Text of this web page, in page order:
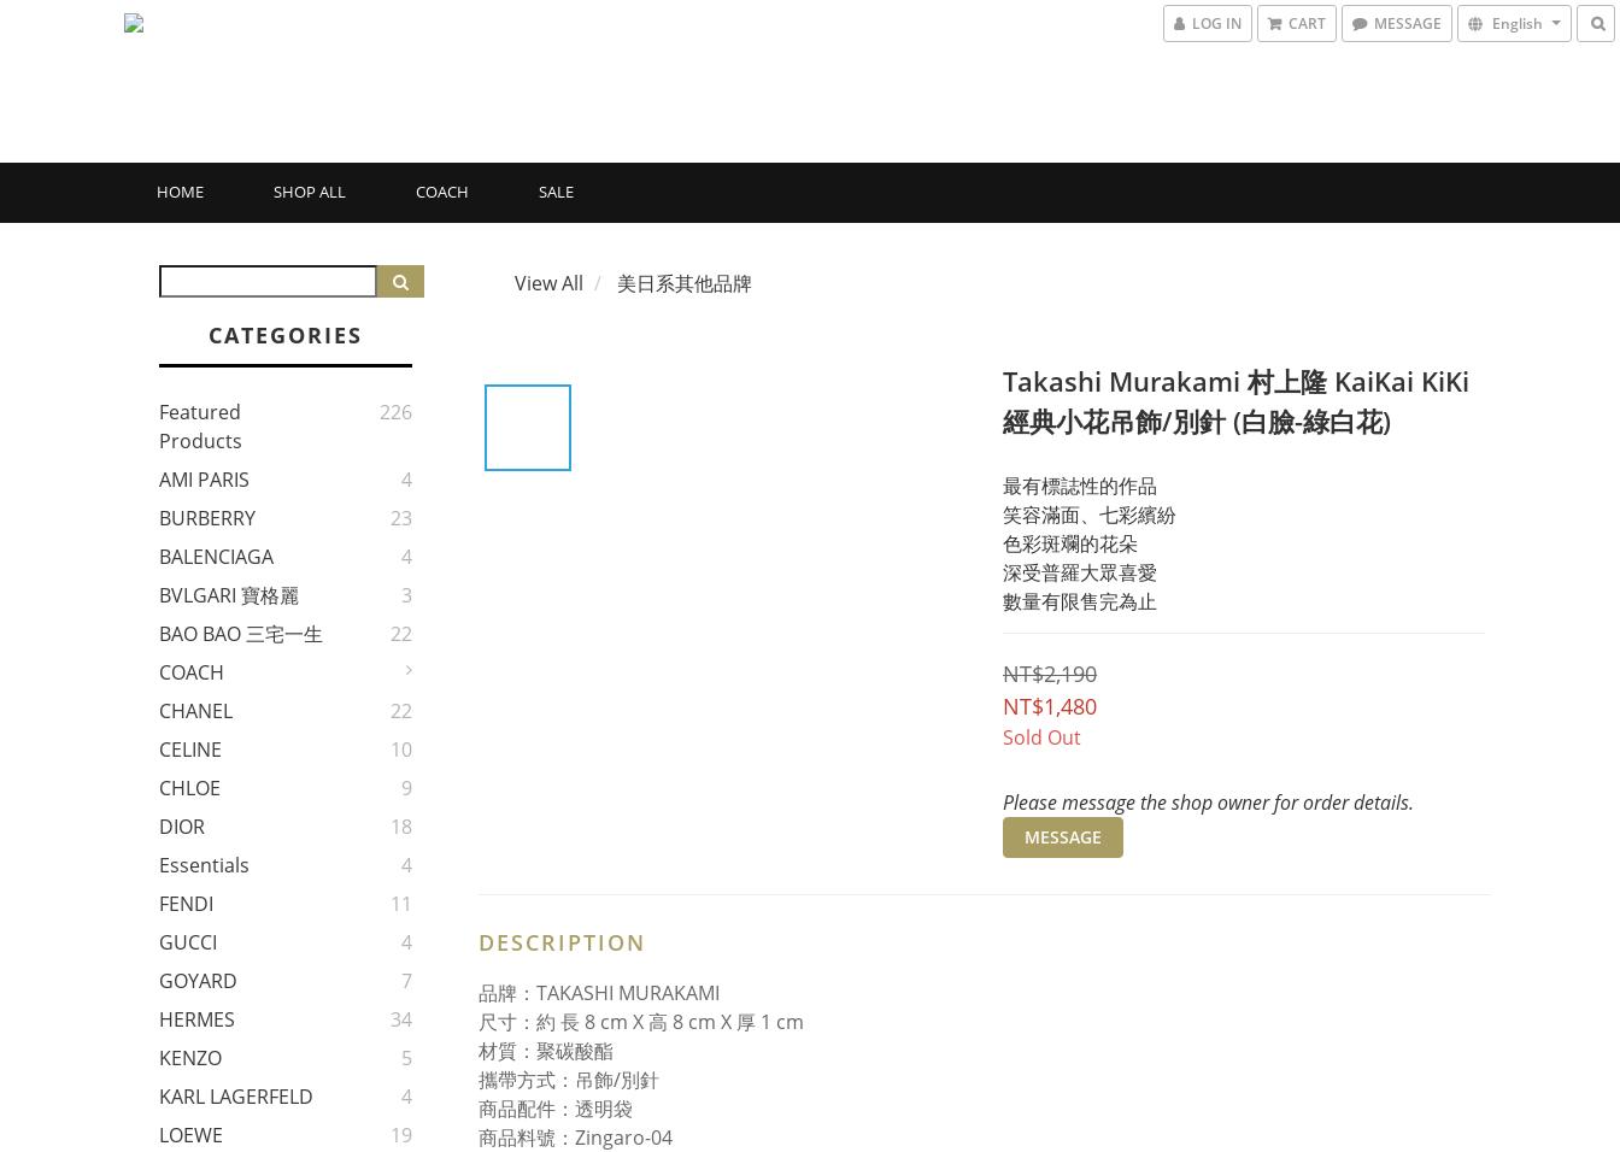
LOG IN CART MESSAGE English
HOME SHOP ALL COACH SALE
CATEGORIES
Featured
Products
226
AMI PARIS
4
BURBERRY
23
BALENCIAGA
4
BVLGARI 寶格麗
3
BAO BAO 三宅一生
22
COACH
CHANEL
22
CELINE
10
CHLOE
9
DIOR
18
Essentials
4
FENDI
11
GUCCI
4
GOYARD
7
HERMES
34
KENZO
5
KARL LAGERFELD
4
LOEWE
19
View All 美日系其他品牌
Takashi Murakami 村上隆 KaiKai KiKi
經典小花吊飾/別針 (白臉-綠白花)
最有標誌性的作品
笑容滿面、七彩繽紛
色彩斑斕的花朵
深受普羅大眾喜愛
數量有限售完為止
NT$2,190
NT$1,480
Sold Out
Please message the shop owner for order details.
MESSAGE
DESCRIPTION
品牌：TAKASHI MURAKAMI
尺寸：約 長 8 cm X 高 8 cm X 厚 1 cm
材質：聚碳酸酯
攜帶方式：吊飾/別針
商品配件：透明袋
商品料號：Zingaro-04